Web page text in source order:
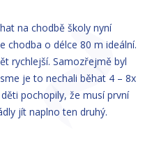
na chodbě školy nyní
chodba o délce 80 m ideální.
rychlejší. Samozřejmě byl
je to nechali běhat 4 – 8x
pochopily, že musí první
jít naplno ten druhý.